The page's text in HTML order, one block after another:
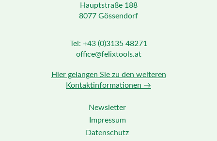
Hauptstraße 188
8077 Gössendorf
Tel: +43 (0)3135 48271
office@felixtools.at
Hier gelangen Sie zu den weiteren
Kontaktinformationen →
Newsletter
Impressum
Datenschutz